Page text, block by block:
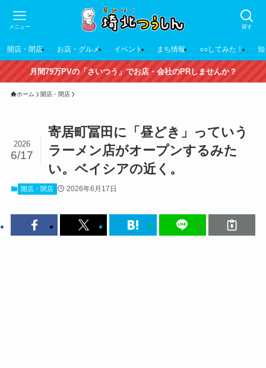
探す
メニュー
開店・閉店 お店・グルメ イベント まち情報 ○○してみた！
月間79万PVの「さいつう」でお店・会社のPRしませんか？
ホーム 開店・閉店
寄居町冨田に「昼どき」っていう
ラーメン店がオープンするみた
い。ベイシアの近く。
2026
6/17
開店・閉店 2026年6月17日